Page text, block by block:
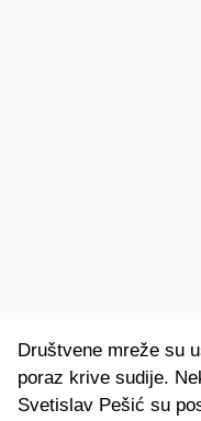
Društvene mreže su
poraz krive sudije.
Svetislav Pešić su